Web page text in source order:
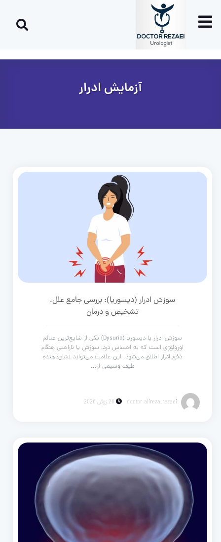
آزمایش ادرار
سوزش ادرار (دیسوریا): بررسی جامع علل،
تشخیص و درمان
سوزش ادرار یا دیسوریا (Dysuria) یکی از شایع‌ترین علائم
اورولوژی است که به احساس درد، سوزش یا ناراحتی هنگام
دفع ادرار اطلاق می‌شود. این علامت می‌تواند نشان‌دهنده
طیف وسیعی از…
doctor alireza_rezaei 26 ژوئن 2026